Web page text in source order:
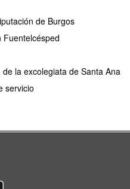
de Burgos
la excolegiata de Santa Ana
servicio